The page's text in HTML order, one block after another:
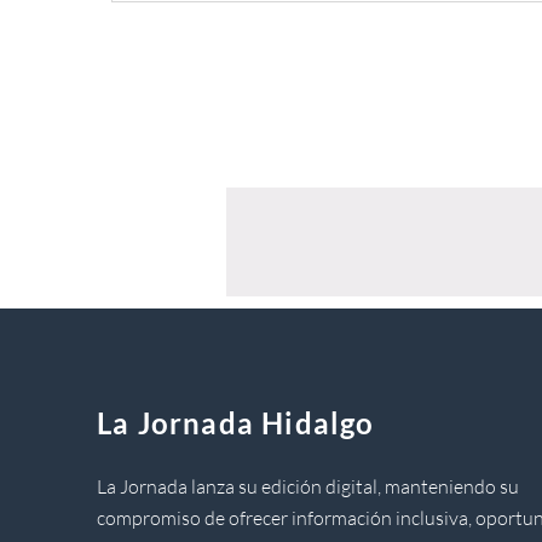
La Jornada Hidalgo
La Jornada lanza su edición digital, manteniendo su
compromiso de ofrecer información inclusiva,